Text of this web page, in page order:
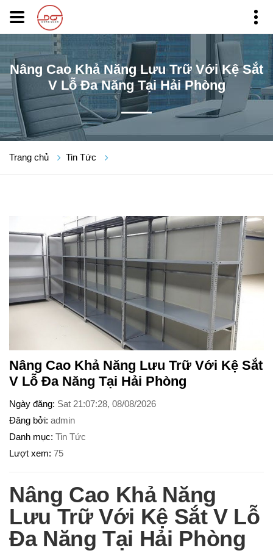
Nâng Cao Khả Năng Lưu Trữ Với Kệ Sắt
V Lỗ Đa Năng Tại Hải Phòng
Trang chủ Tin Tức
Nâng Cao Khả Năng Lưu Trữ Với Kệ Sắt
V Lỗ Đa Năng Tại Hải Phòng
Ngày đăng Sat 21:07:28, 08/08/2026
Đăng bởi admin
Danh mục Tin Tức
Lượt xem 75
Nâng Cao Khả Năng
Lưu Trữ Với Kệ Sắt V Lỗ
Đa Năng Tại Hải Phòng